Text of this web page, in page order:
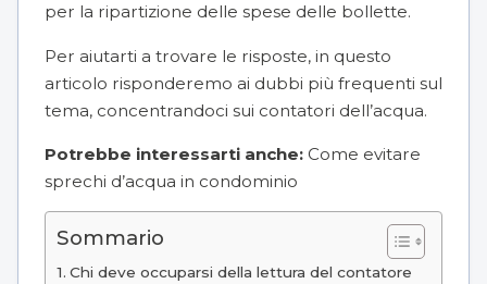
per la ripartizione delle spese delle bollette.
Per aiutarti a trovare le risposte, in questo
articolo risponderemo ai dubbi più frequenti sul
tema, concentrandoci sui contatori dell’acqua.
Potrebbe interessarti anche: Come evitare
sprechi d’acqua in condominio
Sommario
Chi deve occuparsi della lettura del contatore